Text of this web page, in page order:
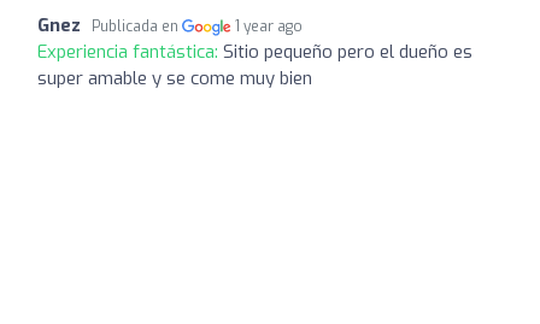
Gnez Publicada en 1 year ago
Experiencia fantástica: Sitio pequeño pero el dueño es
super amable y se come muy bien